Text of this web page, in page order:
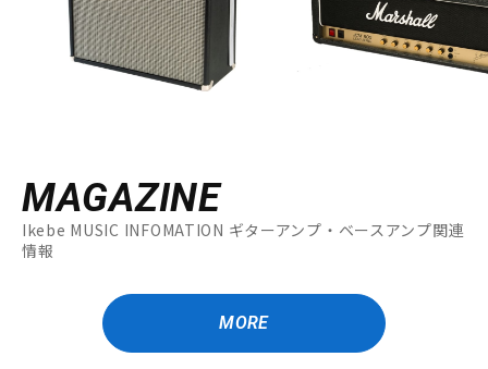
MAGAZINE
Ikebe MUSIC INFOMATION ギターアンプ・ベースアンプ関連
情報
MORE